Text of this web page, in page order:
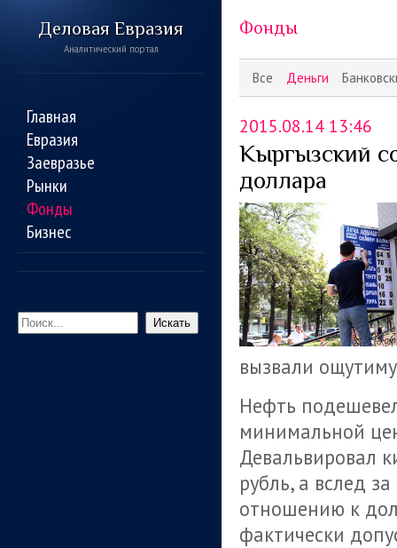
Деловая Евразия
Аналитический портал
Главная
Евразия
Заевразье
Рынки
Фонды
Бизнес
Искать
Все Деньги
Фонды
2015.08.14 13:46
Кыргызский
доллара
вызвали
Нефть
минимальной
Девальвировал
рубль, а вслед
отношению к
фактически